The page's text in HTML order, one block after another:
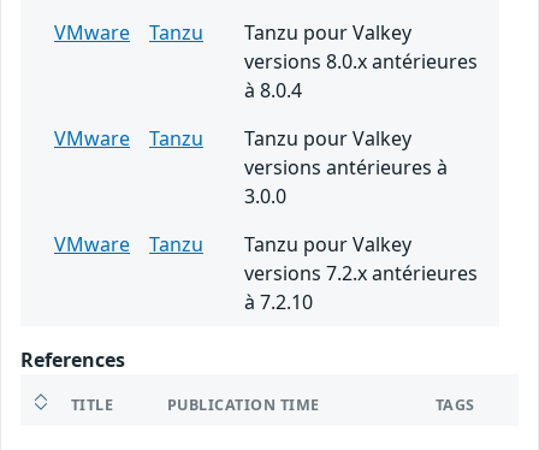
VMware
Tanzu
Tanzu pour Valkey
versions 8.0.x antérieures
à 8.0.4
VMware
Tanzu
Tanzu pour Valkey
versions antérieures à
3.0.0
VMware
Tanzu
Tanzu pour Valkey
versions 7.2.x antérieures
à 7.2.10
References
TITLE PUBLICATION TIME TAGS